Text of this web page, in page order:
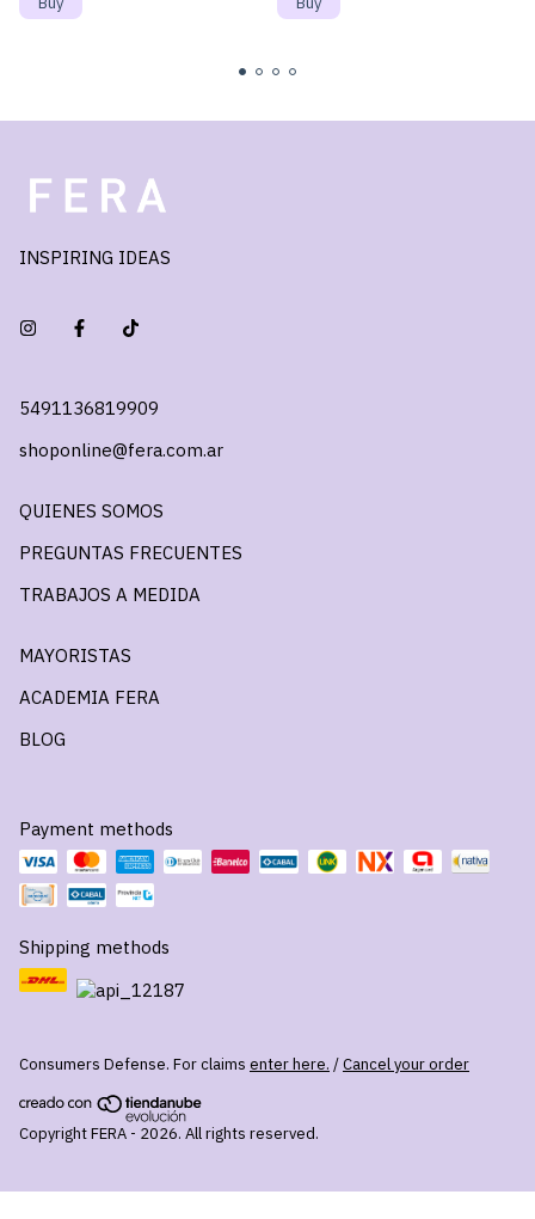
INSPIRING IDEAS
5491136819909
shoponline@fera.com.ar
QUIENES SOMOS
PREGUNTAS FRECUENTES
TRABAJOS A MEDIDA
MAYORISTAS
ACADEMIA FERA
BLOG
Payment methods
Shipping methods
Consumers Defense. For claims enter here. /Cancel your order
Copyright FERA - 2026. All rights reserved.